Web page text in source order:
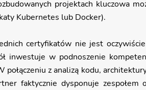
Kubernetes lub Docker).
certyfikatów nie jest
inwestuje w podnoszenie
połączeniu z analizą kodu,
faktycznie dysponuje